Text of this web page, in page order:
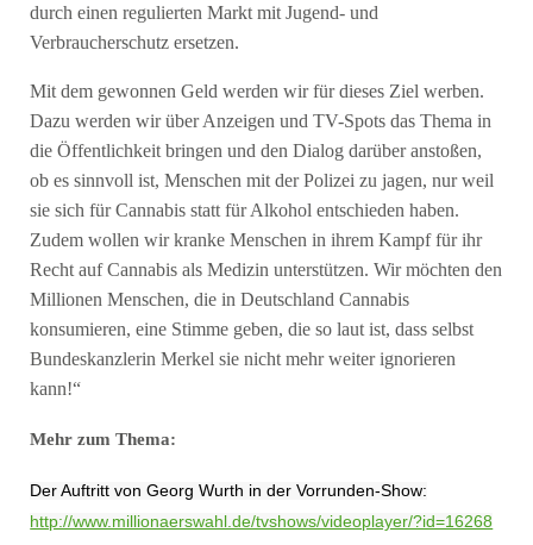
durch einen regulierten Markt mit Jugend- und
Verbraucherschutz ersetzen.
Mit dem gewonnen Geld werden wir für dieses Ziel werben.
Dazu werden wir über Anzeigen und TV-Spots das Thema in
die Öffentlichkeit bringen und den Dialog darüber anstoßen,
ob es sinnvoll ist, Menschen mit der Polizei zu jagen, nur weil
sie sich für Cannabis statt für Alkohol entschieden haben.
Zudem wollen wir kranke Menschen in ihrem Kampf für ihr
Recht auf Cannabis als Medizin unterstützen. Wir möchten den
Millionen Menschen, die in Deutschland Cannabis
konsumieren, eine Stimme geben, die so laut ist, dass selbst
Bundeskanzlerin Merkel sie nicht mehr weiter ignorieren
kann!“
Mehr zum Thema:
Der Auftritt von Georg Wurth in der Vorrunden-Show:
http://www.millionaerswahl.de/tvshows/videoplayer/?id=16268